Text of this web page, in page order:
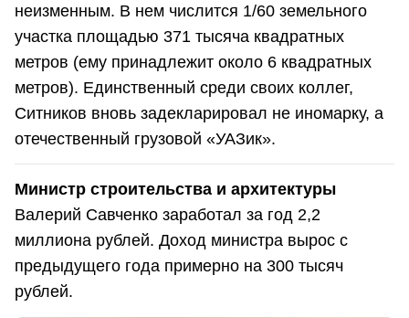
неизменным. В нем числится 1/60 земельного
участка площадью 371 тысяча квадратных
метров (ему принадлежит около 6 квадратных
метров). Единственный среди своих коллег,
Ситников вновь задекларировал не иномарку, а
отечественный грузовой «УАЗик».
Министр строительства и архитектуры
Валерий Савченко заработал за год 2,2
миллиона рублей. Доход министра вырос с
предыдущего года примерно на 300 тысяч
рублей.